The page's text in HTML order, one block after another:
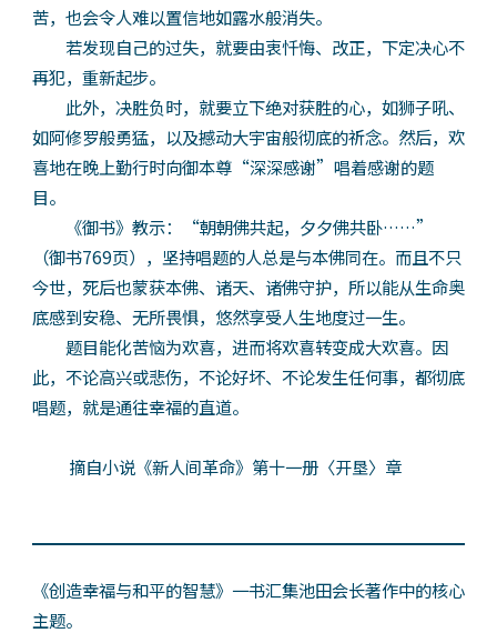
苦，也会令人难以置信地如露水般消失。
若发现自己的过失，就要由衷忏悔、改正，下定决心不
再犯，重新起步。
此外，决胜负时，就要立下绝对获胜的心，如狮子吼、
如阿修罗般勇猛，以及撼动大宇宙般彻底的祈念。然后，欢
喜地在晚上勤行时向御本尊“深深感谢”唱着感谢的题
目。
《御书》教示：“朝朝佛共起，夕夕佛共卧……”
（御书769页），坚持唱题的人总是与本佛同在。而且不只
今世，死后也蒙获本佛、诸天、诸佛守护，所以能从生命奥
底感到安稳、无所畏惧，悠然享受人生地度过一生。
题目能化苦恼为欢喜，进而将欢喜转变成大欢喜。因
此，不论高兴或悲伤，不论好坏、不论发生任何事，都彻底
唱题，就是通往幸福的直道。
摘自小说《新人间革命》第十一册〈开垦〉章
《创造幸福与和平的智慧》一书汇集池田会长著作中的核心
主题。